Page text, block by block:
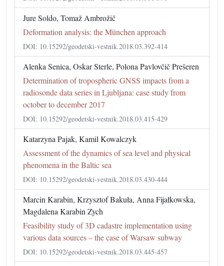
Jure Soldo, Tomaž Ambrožič
Deformation analysis: the München approach
DOI: 10.15292/geodetski-vestnik.2018.03.392-414
Alenka Senica, Oskar Sterle, Polona Pavlovčič Prešeren
Determination of tropospheric GNSS impacts from a
radiosonde data series in Ljubljana: case study from
october to december 2017
DOI: 10.15292/geodetski-vestnik.2018.03.415-429
Katarzyna Pajak, Kamil Kowalczyk
Assessment of the dynamics of sea level and physical
phenomena in the Baltic sea
DOI: 10.15292/geodetski-vestnik.2018.03.430-444
Marcin Karabin, Krzysztof Bakuła, Anna Fijałkowska,
Magdalena Karabin Zych
Feasibility study of 3D cadastre implementation using
various data sources – the case of Warsaw subway
DOI: 10.15292/geodetski-vestnik.2018.03.445-457